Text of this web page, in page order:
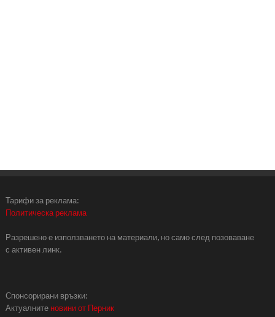
Тарифи за реклама:
Политическа реклама
Разрешено е използването на материали, но само след позоваване
с активен линк.
Спонсорирани връзки:
Актуалните новини от Перник